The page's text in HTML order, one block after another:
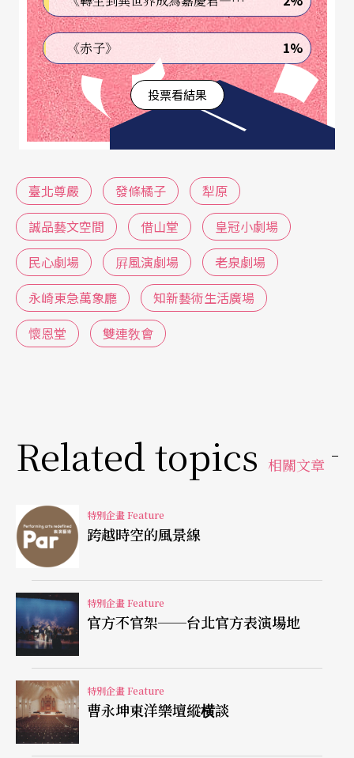
尋宗教與原始情操的心靈需求中，音樂成了最明確
又最具精神性的表徵。懷恩堂
、雙連教會、城中教
會都有管風琴設置，並開放外界租借場地舉行演奏
會，帶領我們進入巴洛克的新時代。
合。歷史悠久的新公園音樂台，不論綜藝表演、電
影放映，動輒聚合一、兩千人扶老攜幼、卿卿我我
地熱烈捧場。松江詩園以地面石版鑲嵌現代詩句，
爲簡單的演出場地提供了大膽的詩意。榮星花園可
以觀賞馬戲團，曾讓「民間劇場」熱鬧了數年的青
年公園在等待驚蟄復甦……台灣的多雨季候似乎不
可能最讓人興奮的是許多劇團、舞團都有了自己的
排練兼演出場地，無須再飄泊不定。優、民心、屏
風、耕莘、皇冠（舞蹈空間）、多面向……有的也
常邀請外來演出，形成長久發展、生存的腹地。
台大視聽館、藝術學院新落成的戲劇廳及音樂廳、
以及各大專院校的禮堂，都有充滿生命力的活動在
此起彼落地進出、生息……
我們的生活與藝術越來越接近，鍾情表演的人也有
越來越多的機會磨練成熟。這樣的趨勢中，成敗與
得失互見，但在開放與自由的空氣裏，更多的可能
《赤子》 1%
投票看結果
臺北尊嚴 發條橘子
犁原
誠品藝文空間
借山堂
皇冠小劇場
民心劇場
屛風演劇場
老泉劇場
永崎東急萬象廳
知新藝術生活廣場
懷恩堂
雙連敎會
Related topics 相關文章
特別企畫 Feature
跨越時空的風景線
特別企畫 Feature
官方不官架──台北官方表演場地
特別企畫 Feature
曹永坤東洋樂壇縱横談